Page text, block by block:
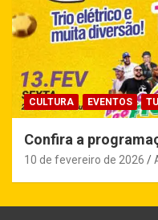
CULTURA EVENTOS
Confira a
10 de fevereiro de 2026